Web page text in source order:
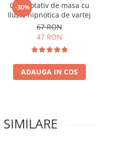
-30%
Glob rotativ de masa cu
Iluzie hipnotica de vartej
67 RON
47 RON
ADAUGA IN COS